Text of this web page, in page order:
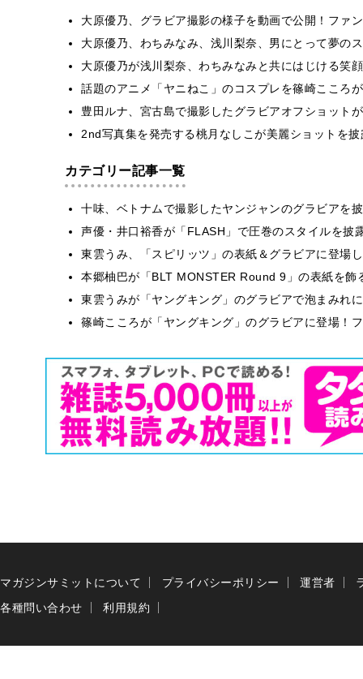
大原優乃、グラビア撮影の様子を動画で公開！ファ
大原優乃、わちみなみ、浅川梨奈、男にとって夢の
大原優乃が浅川梨奈、わちみなみと共にはじける笑
話題のアニメ「ヤニねこ」のコスプレを篠崎こころ
豊田ルナ、宮古島で撮影したグラビアオフショット
2nd写真集を発売する桃月なしこが美麗ショットを
カテゴリー記事一覧
十味、ベトナムで撮影したヤンジャンのグラビアを
声優・井口裕香が「FLASH」で圧巻のスタイルを
東雲うみ、「スピリッツ」の表紙＆グラビアに登場
本郷柚巴が「BLT MONSTER Round 9」の表紙を
東雲うみが「ヤングキング」のグラビアで泡まみれ
篠崎こころが「ヤングキング」のグラビアに登場！
マガジンサミットについて プライバシーポリシー 運営者
各種問い合わせ
利用規約